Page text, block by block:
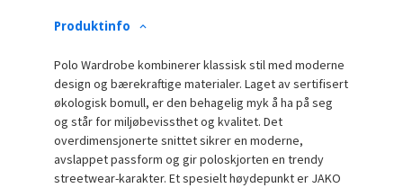
Produktinfo
Polo Wardrobe kombinerer klassisk stil med moderne
design og bærekraftige materialer. Laget av sertifisert
økologisk bomull, er den behagelig myk å ha på seg
og står for miljøbevissthet og kvalitet. Det
overdimensjonerte snittet sikrer en moderne,
avslappet passform og gir poloskjorten en trendy
streetwear-karakter. Et spesielt høydepunkt er JAKO